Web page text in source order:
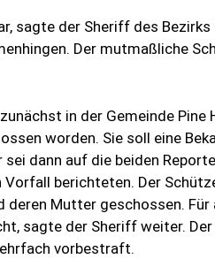
sagte der Sheriff des
Der mutmaßliche
in der Gemeinde Pine
worden. Sie soll eine
dann auf die beiden
berichteten. Der
deren Mutter geschossen.
sagte der Sheriff weiter.
vorbestraft.